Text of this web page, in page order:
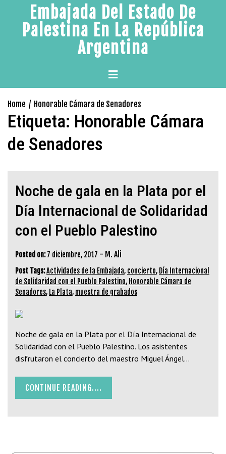
content
Embajada Del Estado De
Palestina En La República
Argentina
Primary
Menu
Home Honorable Cámara de Senadores
Etiqueta: Honorable Cámara
de Senadores
Noche de gala en la Plata por el
Día Internacional de Solidaridad
con el Pueblo Palestino
Posted on: 7 diciembre, 2017 - M. Ali
Post Tags:Actividades de la Embajada, concierto, Día Internacional
de Solidaridad con el Pueblo Palestino, Honorable Cámara de
Senadores, La Plata, muestra de grabados
Noche de gala en la Plata por el Día Internacional de
Solidaridad con el Pueblo Palestino. Los asistentes
disfrutaron el concierto del maestro Miguel Ángel…
CONTINUE READING....